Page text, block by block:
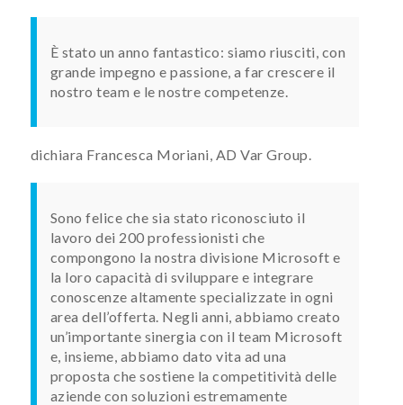
È stato un anno fantastico: siamo riusciti, con
grande impegno e passione, a far crescere il
nostro team e le nostre competenze.
dichiara Francesca Moriani, AD Var Group.
Sono felice che sia stato riconosciuto il
lavoro dei 200 professionisti che
compongono la nostra divisione Microsoft e
la loro capacità di sviluppare e integrare
conoscenze altamente specializzate in ogni
area dell’offerta. Negli anni, abbiamo creato
un’importante sinergia con il team Microsoft
e, insieme, abbiamo dato vita ad una
proposta che sostiene la competitività delle
aziende con soluzioni estremamente